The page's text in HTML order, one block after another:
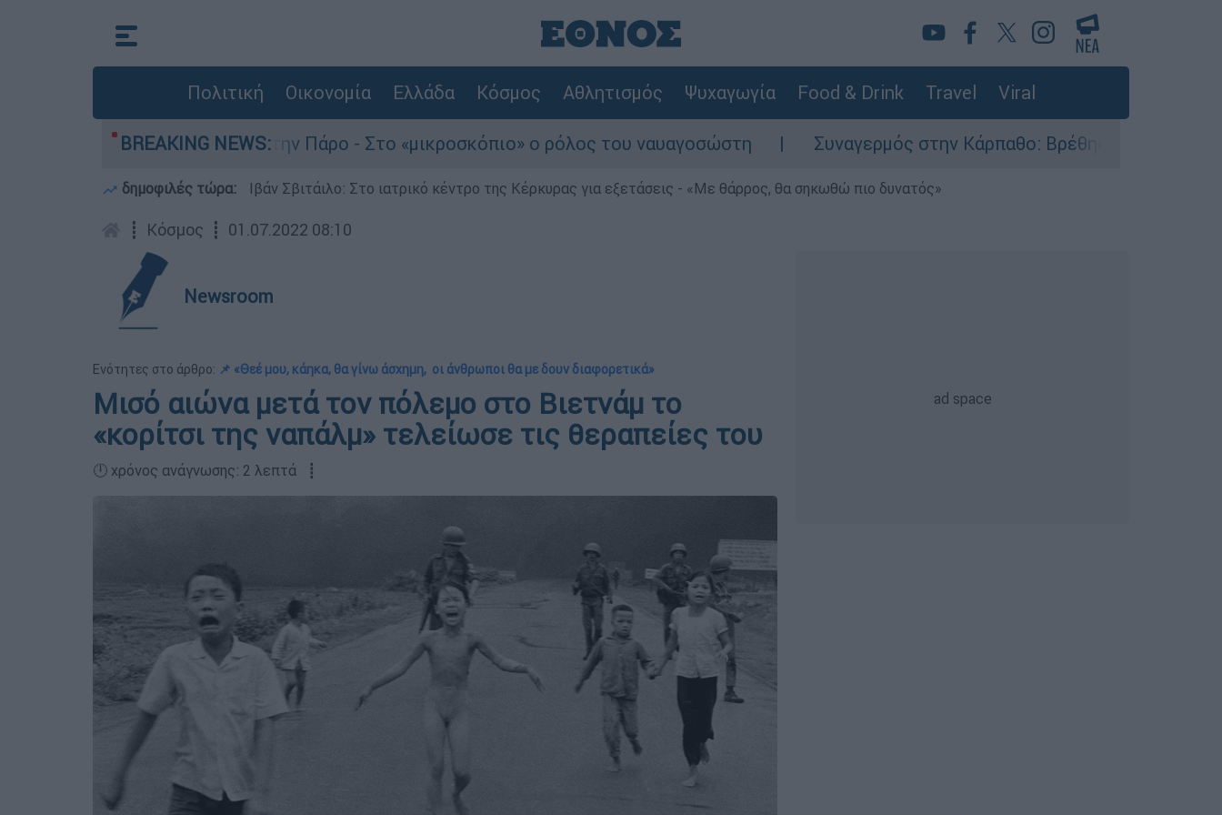
Πολιτική Οικονομία Ελλάδα Κόσμος Αθλητισμός Ψυχαγωγία Food & Drink Travel Viral
BREAKING NEWS:
θάνατο του 4χρονου στην Πάρο - Στο «μικροσκόπιο» ο ρόλος του ναυαγοσώστη Συναγερμός στην Κάρπαθο: Βρέθηκαν παλιά πυρομαχικά
δημοφιλές τώρα: Ιβάν Σβιτάιλο: Στο ιατρικό κέντρο της Κέρκυρας για εξετάσεις - «Με θάρρος, θα σηκωθώ πιο δυνατός»
┋ Κόσμος ┋ 01.07.2022 08:10
Newsroom
Ενότητες στο άρθρο: 📌 «Θεέ μου, κάηκα, θα γίνω άσχημη, οι άνθρωποι θα με δουν διαφορετικά»
Μισό αιώνα μετά τον πόλεμο στο Βιετνάμ το
«κορίτσι της ναπάλμ» τελείωσε τις θεραπείες του
🕛 χρόνος ανάγνωσης: 2 λεπτά ┋